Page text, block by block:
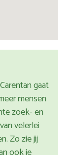
gaat
mensen
zoek- en
velerlei
Zo zie jij